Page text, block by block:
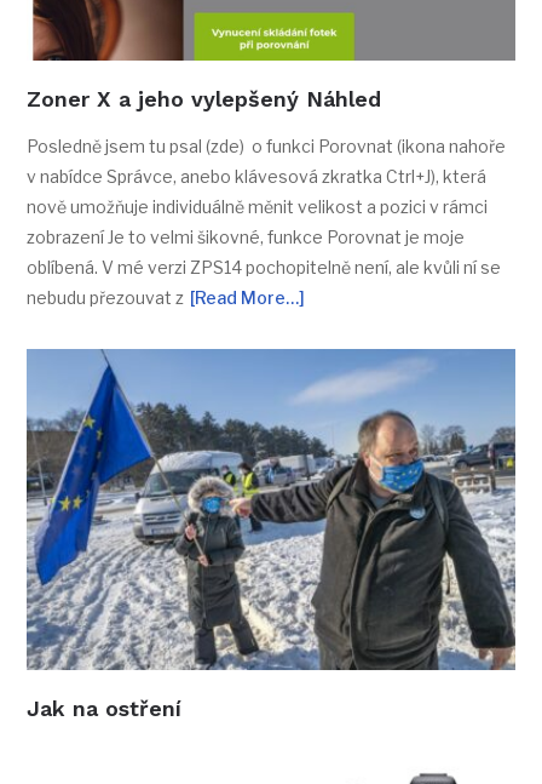
Zoner X a jeho vylepšený Náhled
Posledně jsem tu psal (zde) o funkci Porovnat (ikona nahoře
v nabídce Správce, anebo klávesová zkratka Ctrl+J), která
nově umožňuje individuálně měnit velikost a pozici v rámci
zobrazení Je to velmi šikovné, funkce Porovnat je moje
oblíbená. V mé verzi ZPS14 pochopitelně není, ale kvůli ní se
nebudu přezouvat z [Read More…]
Jak na ostření